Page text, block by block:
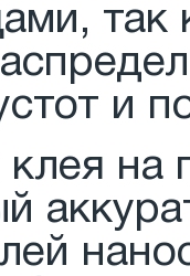
так
и
на